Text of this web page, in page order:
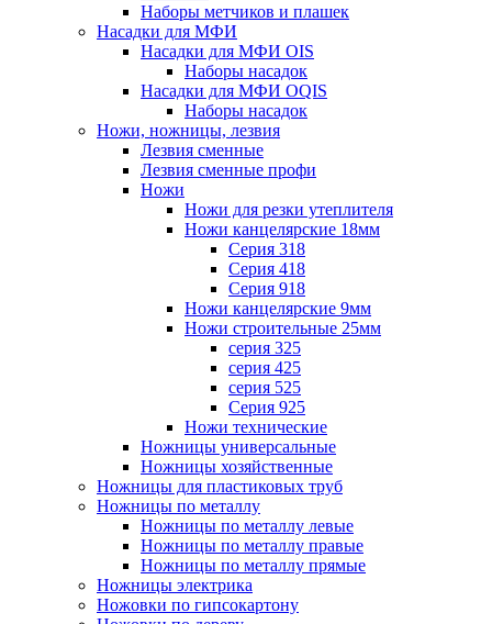
Наборы метчиков и плашек
Насадки для МФИ
Насадки для МФИ OIS
Наборы насадок
Насадки для МФИ OQIS
Наборы насадок
Ножи, ножницы, лезвия
Лезвия сменные
Лезвия сменные профи
Ножи
Ножи для резки утеплителя
Ножи канцелярские 18мм
Серия 318
Серия 418
Серия 918
Ножи канцелярские 9мм
Ножи строительные 25мм
серия 325
серия 425
серия 525
Серия 925
Ножи технические
Ножницы универсальные
Ножницы хозяйственные
Ножницы для пластиковых труб
Ножницы по металлу
Ножницы по металлу левые
Ножницы по металлу правые
Ножницы по металлу прямые
Ножницы электрика
Ножовки по гипсокартону